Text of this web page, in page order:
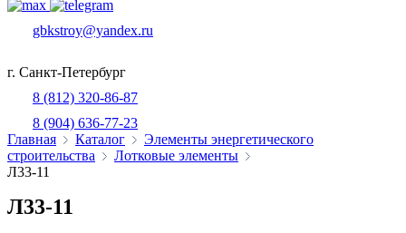
gbkstroy@yandex.ru
г. Санкт-Петербург
8 (812) 320-86-87
8 (904) 636-77-23
Главная
Каталог
Элементы энергетического
строительства
Лотковые элементы
Л33-11
Л33-11